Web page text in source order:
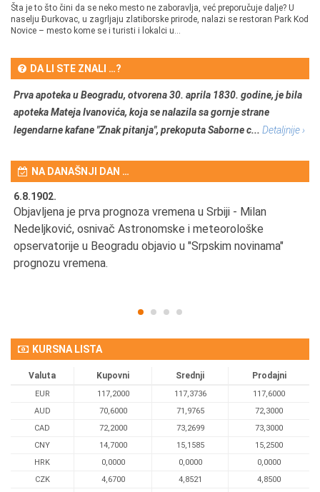
Šta je to što čini da se neko mesto ne zaboravlja, već preporučuje dalje? U
naselju Đurkovac, u zagrljaju zlatiborske prirode, nalazi se restoran Park Kod
Novice – mesto kome se i turisti i lokalci u...
DA LI STE ZNALI …?
Prva apoteka u Beogradu, otvorena 30. aprila 1830. godine, je bila
apoteka Mateja Ivanovića, koja se nalazila sa gornje strane
legendarne kafane "Znak pitanja", prekoputa Saborne c... Detaljnije ›
NA DANAŠNJI DAN …
6.8.1902.
Objavljena je prva prognoza vremena u Srbiji - Milan
Nedeljković, osnivač Astronomske i meteorološke
opservatorije u Beogradu objavio u "Srpskim novinama"
prognozu vremena.
KURSNA LISTA
Valuta Kupovni Srednji Prodajni
EUR 117,2000 117,3736
117,6000
AUD
70,6000 71,9765
72,3000
CAD
72,2000 73,2699
73,3000
CNY
14,7000 15,1585
15,2500
HRK
0,0000 0,0000
0,0000
CZK
4,6700 4,8521
4,8500